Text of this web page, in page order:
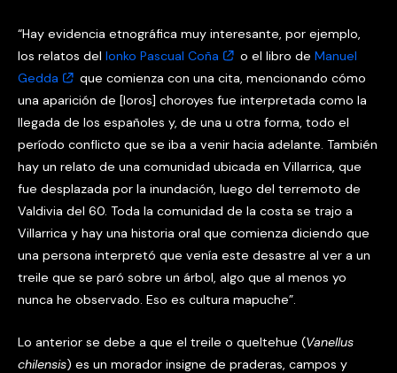
“Hay evidencia etnográfica muy interesante, por ejemplo,
los relatos del lonko Pascual Coña o el libro de Manuel
Gedda
que comienza con una cita, mencionando cómo
una aparición de [loros] choroyes fue interpretada como la
llegada de los españoles y, de una u otra forma, todo el
período conflicto que se iba a venir hacia adelante. También
hay un relato de una comunidad ubicada en Villarrica, que
fue desplazada por la inundación, luego del terremoto de
Valdivia del 60. Toda la comunidad de la costa se trajo a
Villarrica y hay una historia oral que comienza diciendo que
una persona interpretó que venía este desastre al ver a un
treile que se paró sobre un árbol, algo que al menos yo
nunca he observado. Eso es cultura mapuche”.
Lo anterior se debe a que el treile o queltehue (Vanellus
chilensis) es un morador insigne de praderas, campos y